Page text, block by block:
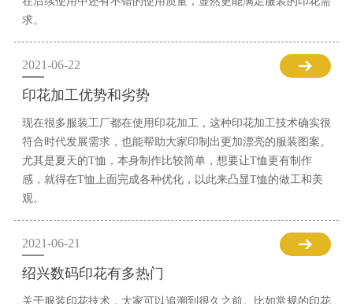
求。
2021-06-22
印花加工优势和劣势
现在很多服装工厂都在使用印花加工，这种印花加工技术确实很
符合时代发展需求，也能帮助大家印制出更加漂亮的服装图案。
尤其是夏天的T恤，本身制作比较简单，想要让T恤更有制作
感，就得在T恤上面完成各种优化，以此来凸显T恤的做工和美
观。
2021-06-21
绍兴数码印花有多热门
关于服装印花技术，大家可以追溯到很久之前。比如常规的印花